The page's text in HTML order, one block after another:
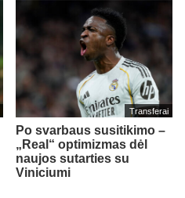
Transferai
Po svarbaus susitikimo –
„Real“ optimizmas dėl
naujos sutarties su
Viniciumi